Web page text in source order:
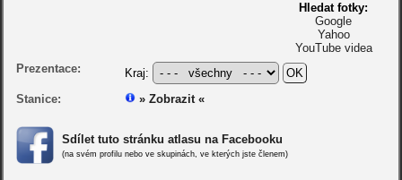
Hledat fotky:
Google
Yahoo
YouTube videa
Prezentace:
Kraj:
Stanice:
» Zobrazit «
Sdílet tuto stránku atlasu na Facebooku
(na svém profilu nebo ve skupinách, ve kterých jste členem)